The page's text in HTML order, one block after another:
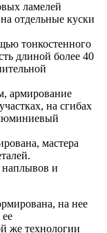
ламелей
отдельные куски
тонкостенного
длиной более 40
армирование
на сгибах
мастера
наплывов и
на нее
же технологии